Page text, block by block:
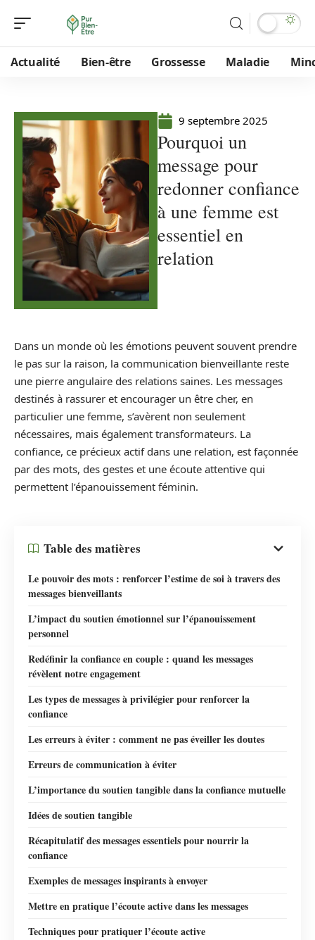
Actualité Bien-être Grossesse Maladie
9 septembre 2025
Pourquoi un
message pour
redonner confiance
à une femme est
essentiel en
relation
Dans un monde où les émotions peuvent souvent prendre
le pas sur la raison, la communication bienveillante reste
une pierre angulaire des relations saines. Les messages
destinés à rassurer et encourager un être cher, en
particulier une femme, s’avèrent non seulement
nécessaires, mais également transformateurs. La
confiance, ce précieux actif dans une relation, est façonnée
par des mots, des gestes et une écoute attentive qui
permettent l’épanouissement féminin.
Table des matières
Le pouvoir des mots : renforcer l’estime de soi à travers des
messages bienveillants
L’impact du soutien émotionnel sur l’épanouissement
personnel
Redéfinir la confiance en couple : quand les messages
révèlent notre engagement
Les types de messages à privilégier pour renforcer la
confiance
Les erreurs à éviter : comment ne pas éveiller les doutes
Erreurs de communication à éviter
L’importance du soutien tangible dans la confiance mutuelle
Idées de soutien tangible
Récapitulatif des messages essentiels pour nourrir la
confiance
Exemples de messages inspirants à envoyer
Mettre en pratique l’écoute active dans les messages
Techniques pour pratiquer l’écoute active